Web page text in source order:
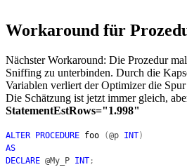
Workaround für
Nächster Workaround: Die Prozedur
Sniffing zu unterbinden. Durch die
Variablen verliert der Optimizer die
Die Schätzung ist jetzt immer gleich,
StatementEstRows="1.998"
ALTER PROCEDURE foo (@p INT)
AS
DECLARE @My_P INT ;